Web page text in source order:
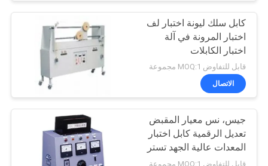
أخبار
اطلب
اقتباس
خريطة
الموقع
مطّاط يختبر تجهيز
35
كابل سلك ليونة اختبار لف
اختبار المرونة في آلة
اختبار الكابلات
قابل للتفاوض MOQ:1 مجموعة
الاتصال
جيس، نس معيار المقبض
تعديل الرقمية كابل اختبار
المعدات عالية الجهد تستر
قابل للتفاوض MOQ:1 مجموعة